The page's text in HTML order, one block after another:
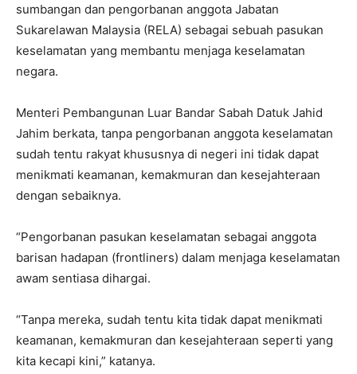
sumbangan dan pengorbanan anggota Jabatan
Sukarelawan Malaysia (RELA) sebagai sebuah pasukan
keselamatan yang membantu menjaga keselamatan
negara.
Menteri Pembangunan Luar Bandar Sabah Datuk Jahid
Jahim berkata, tanpa pengorbanan anggota keselamatan
sudah tentu rakyat khususnya di negeri ini tidak dapat
menikmati keamanan, kemakmuran dan kesejahteraan
dengan sebaiknya.
“Pengorbanan pasukan keselamatan sebagai anggota
barisan hadapan (frontliners) dalam menjaga keselamatan
awam sentiasa dihargai.
“Tanpa mereka, sudah tentu kita tidak dapat menikmati
keamanan, kemakmuran dan kesejahteraan seperti yang
kita kecapi kini,” katanya.